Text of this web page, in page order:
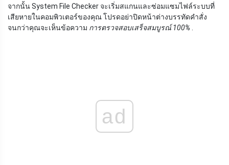
จากนั้น System File Checker จะเริ่มสแกนและซ่อมแซมไฟล์ระบบที่
เสียหายในคอมพิวเตอร์ของคุณ โปรดอย่าปิดหน้าต่างบรรทัดคำสั่ง
จนกว่าคุณจะเห็นข้อความ การตรวจสอบเสร็จสมบูรณ์ 100%
ad